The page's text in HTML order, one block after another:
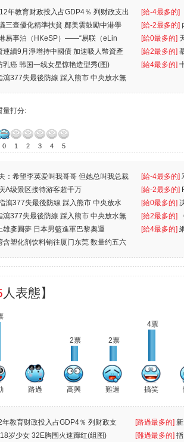
年教育财政投入占GDP4％ 列财政支出
[給-4最多的]
一
三查優化精準扶貧 鄺美雲鼓勵中港學
[給-2最多的]
人
易事泊（HKeSP）——“易联（eLin
[給0最多的]
連續9月淨增持中國債 加速吸人幣資產 [給2最多的]
乳癌 韩国一线女星惊艳造型秀(图) [給4最多的]
瀉377失最後防線 踩入熊市 中央放水無
量打分:
0 1 2 3 4 5
：希望李英爱叫我哥哥 但她总叫我总裁
[給-4最多的]
离
A级景区接待游客超千万 [給-2最多的]
瀉377失最後防線 踩入熊市 中央放水
[給0最多的]
瀉377失最後防線 踩入熊市 中央放水無 [給2最多的]
雄彥圓夢 日本男籃進軍巴黎奧運 [給4最多的]
含塑化剂饮料销往厦门东莞 数量约五六
人表態】
路過
2票
高興
2票
難過
4票
搞笑
年教育财政投入占GDP4％ 列财政支
[路過最多的]
岁少女 32E胸围火速蹿红(组图) [難過最多的]